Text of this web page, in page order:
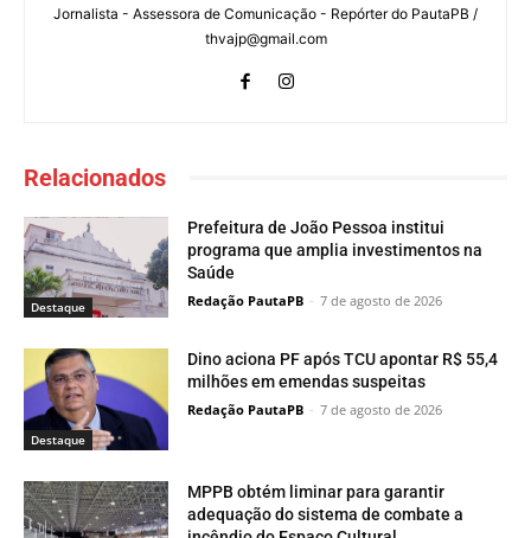
Jornalista - Assessora de Comunicação - Repórter do PautaPB /
thvajp@gmail.com
Relacionados
Destaque
Prefeitura de João Pessoa institui
programa que amplia investimentos na
Saúde
Redação PautaPB - 7 de agosto de 2026
Destaque
Dino aciona PF após TCU apontar R$ 55,4
milhões em emendas suspeitas
Redação PautaPB - 7 de agosto de 2026
MPPB obtém liminar para garantir
adequação do sistema de combate a